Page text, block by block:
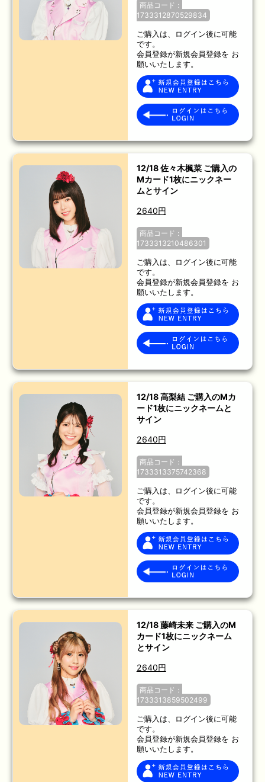
商品コード：
1733312870529834
ご購入は、ログイン後に可能
です。
会員登録が新規会員登録を お
願いいたします。
12/18 佐々木楓菜 ご購入の
Mカード1枚にニックネー
ムとサイン
2640円
商品コード：
1733313210486301
ご購入は、ログイン後に可能
です。
会員登録が新規会員登録を お
願いいたします。
12/18 高梨結 ご購入のMカ
ード1枚にニックネームと
サイン
2640円
商品コード：
1733313375742368
ご購入は、ログイン後に可能
です。
会員登録が新規会員登録を お
願いいたします。
12/18 藤崎未来 ご購入のM
カード1枚にニックネーム
とサイン
2640円
商品コード：
1733313859502499
ご購入は、ログイン後に可能
です。
会員登録が新規会員登録を お
願いいたします。